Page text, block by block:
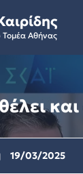
Τομέα Αθήνας
19/03/2025